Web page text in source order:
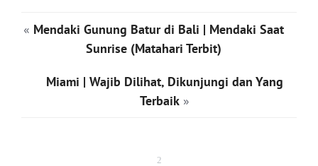
2
« Mendaki Gunung Batur di Bali | Mendaki Saat
Sunrise (Matahari Terbit)
Miami | Wajib Dilihat, Dikunjungi dan Yang
Terbaik»